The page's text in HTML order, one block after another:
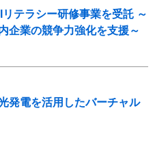
テラシー研修事業を受託 ～
企業の競争力強化を支援～
発電を活用したバーチャル